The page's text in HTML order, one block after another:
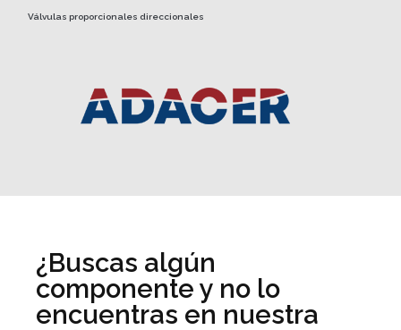
Válvulas proporcionales direccionales
¿Buscas algún
componente y no lo
encuentras en nuestra